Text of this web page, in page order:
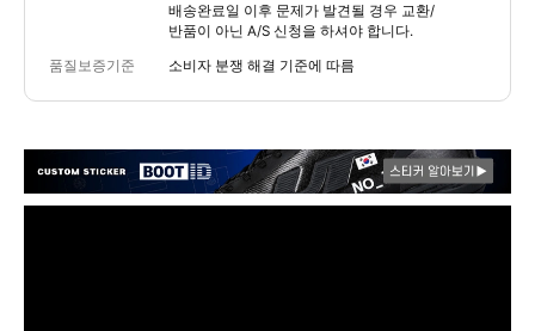
배송완료일 이후 문제가 발견될 경우 교환/
반품이 아닌 A/S 신청을 하셔야 합니다.
품질보증기준 소비자 분쟁 해결 기준에 따름